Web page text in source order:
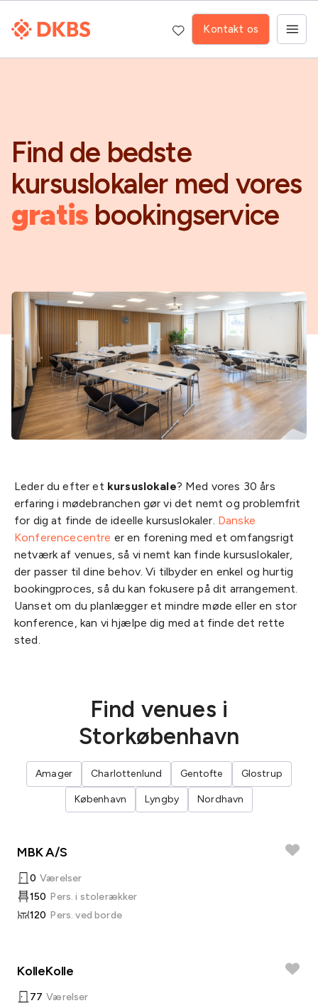
Kontakt os
Find de bedste
kursuslokaler med vores
gratis bookingservice
Leder du efter et kursuslokale? Med vores 30 års
erfaring i mødebranchen gør vi det nemt og problemfrit
for dig at finde de ideelle kursuslokaler. Danske
Konferencecentre er en forening med et omfangsrigt
netværk af venues, så vi nemt kan finde kursuslokaler,
der passer til dine behov. Vi tilbyder en enkel og hurtig
bookingproces, så du kan fokusere på dit arrangement.
Uanset om du planlægger et mindre møde eller en stor
konference, kan vi hjælpe dig med at finde det rette
sted.
Find venues i
Storkøbenhavn
Amager Charlottenlund Gentofte Glostrup
København Lyngby Nordhavn
MBK A/S
0 Værelser
150 Pers. i stolerækker
120 Pers. ved borde
KolleKolle
77 Værelser